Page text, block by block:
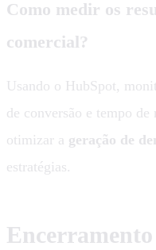
Como medir os
comercial?
Usando o HubSpot,
de conversão e tempo
otimizar a geração de
estratégias.
Encerramento